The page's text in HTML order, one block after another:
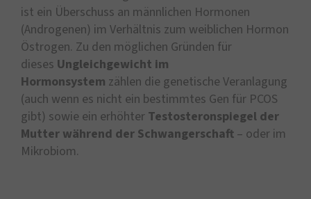
ist ein Überschuss an männlichen Hormonen
(Androgenen) im Verhältnis zum weiblichen Hormon
Östrogen. Zu den möglichen Gründen für
dieses Ungleichgewicht im
Hormonsystem zählen die genetische Veranlagung
(auch wenn es nicht ein bestimmtes Gen für PCOS
gibt) sowie ein erhöhter Testosteronspiegel der
Mutter während der Schwangerschaft – oder im
Mikrobiom.